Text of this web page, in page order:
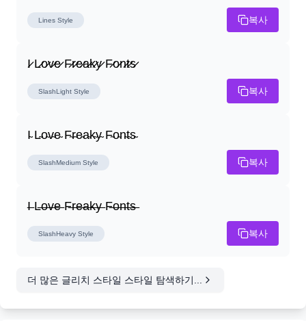
Lines Style 복사
I̷ L̷o̷v̷e̷ F̷r̷e̷a̷k̷y̷ F̷o̷n̷t̷s̷
SlashLight Style 복사
I̴ L̴o̴v̴e̴ F̴r̴e̴a̴k̴y̴ F̴o̴n̴t̴s̴
SlashMedium Style 복사
I̶ L̶o̶v̶e̶ F̶r̶e̶a̶k̶y̶ F̶o̶n̶t̶s̶
SlashHeavy Style 복사
더 많은 글리치 스타일 스타일 탐색하기...